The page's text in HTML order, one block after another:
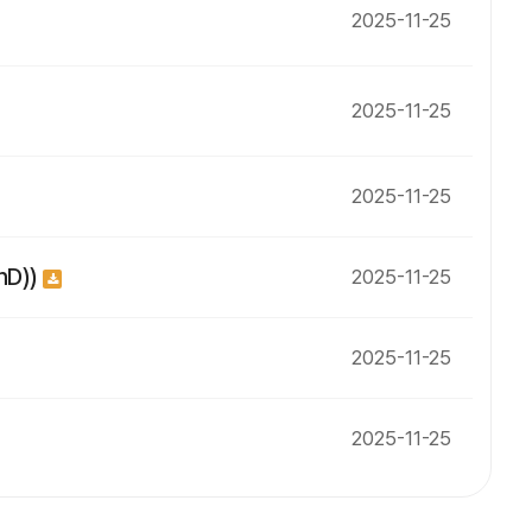
2025-11-25
2025-11-25
2025-11-25
2025-11-25
2025-11-25
2025-11-25